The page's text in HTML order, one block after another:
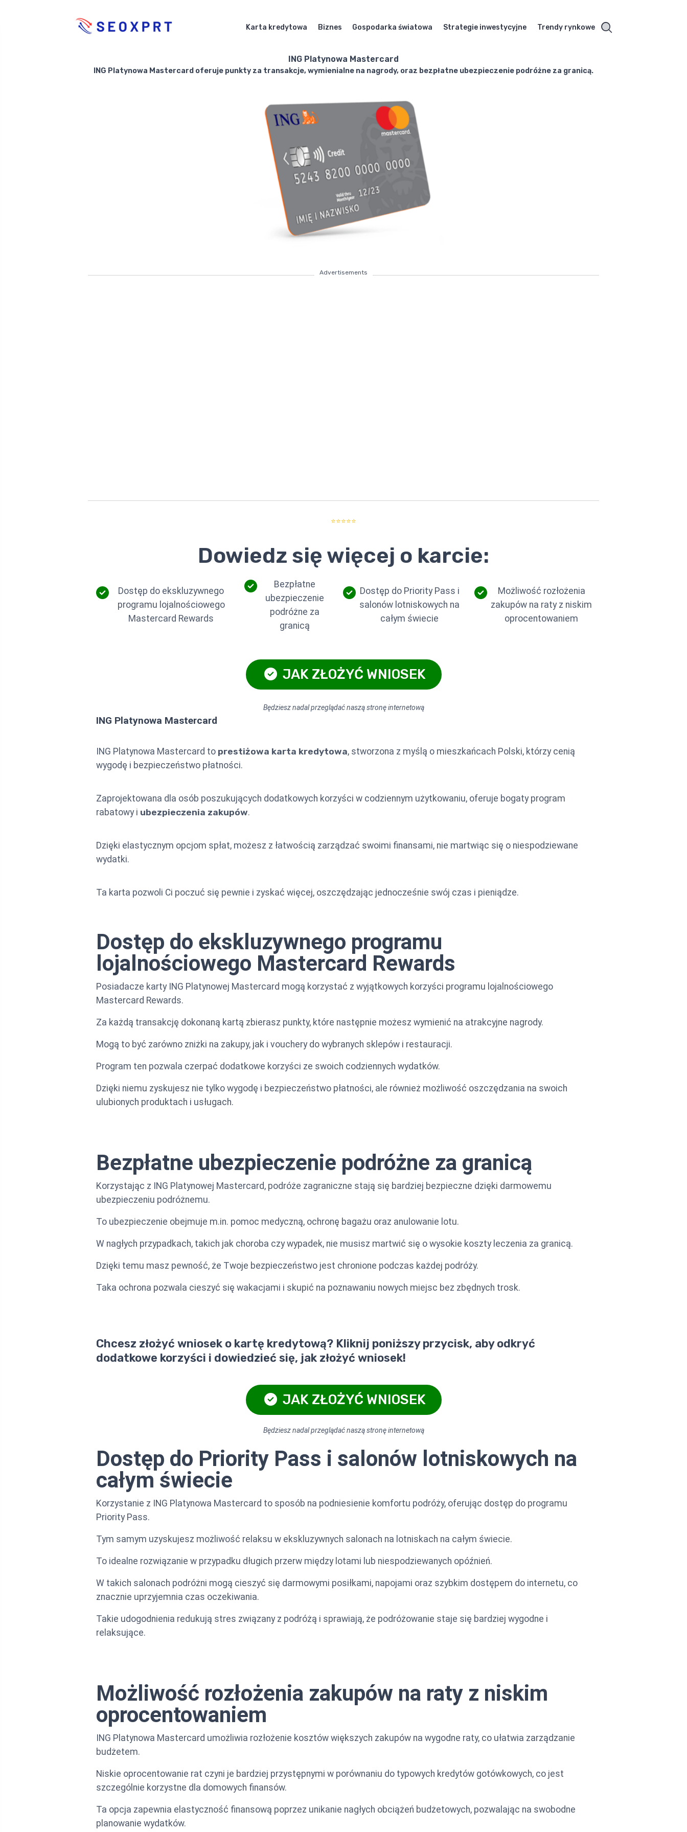
Karta kredytowa Biznes Gospodarka światowa Strategie inwestycyjne Trendy rynkowe
ING Platynowa Mastercard
ING Platynowa Mastercard oferuje punkty za transakcje, wymienialne na nagrody, oraz bezpłatne ubezpieczenie podróżne za granicą.
Advertisements
⭐⭐⭐⭐⭐
Dowiedz się więcej o karcie:
Dostęp do ekskluzywnego
programu lojalnościowego
Mastercard Rewards
Bezpłatne
ubezpieczenie
podróżne za
granicą
Dostęp do Priority Pass i
salonów lotniskowych na
całym świecie
Możliwość rozłożenia
zakupów na raty z niskim
oprocentowaniem
JAK ZŁOŻYĆ WNIOSEK
Będziesz nadal przeglądać naszą stronę internetową
ING Platynowa Mastercard
ING Platynowa Mastercard to prestiżowa karta kredytowa, stworzona z myślą o mieszkańcach Polski, którzy cenią
wygodę i bezpieczeństwo płatności.
Zaprojektowana dla osób poszukujących dodatkowych korzyści w codziennym użytkowaniu, oferuje bogaty program
rabatowy i ubezpieczenia zakupów.
Dzięki elastycznym opcjom spłat, możesz z łatwością zarządzać swoimi finansami, nie martwiąc się o niespodziewane
wydatki.
Ta karta pozwoli Ci poczuć się pewnie i zyskać więcej, oszczędzając jednocześnie swój czas i pieniądze.
Dostęp do ekskluzywnego programu
lojalnościowego Mastercard Rewards
Posiadacze karty ING Platynowej Mastercard mogą korzystać z wyjątkowych korzyści programu lojalnościowego
Mastercard Rewards.
Za każdą transakcję dokonaną kartą zbierasz punkty, które następnie możesz wymienić na atrakcyjne nagrody.
Mogą to być zarówno zniżki na zakupy, jak i vouchery do wybranych sklepów i restauracji.
Program ten pozwala czerpać dodatkowe korzyści ze swoich codziennych wydatków.
Dzięki niemu zyskujesz nie tylko wygodę i bezpieczeństwo płatności, ale również możliwość oszczędzania na swoich
ulubionych produktach i usługach.
Bezpłatne ubezpieczenie podróżne za granicą
Korzystając z ING Platynowej Mastercard, podróże zagraniczne stają się bardziej bezpieczne dzięki darmowemu
ubezpieczeniu podróżnemu.
To ubezpieczenie obejmuje m.in. pomoc medyczną, ochronę bagażu oraz anulowanie lotu.
W nagłych przypadkach, takich jak choroba czy wypadek, nie musisz martwić się o wysokie koszty leczenia za granicą.
Dzięki temu masz pewność, że Twoje bezpieczeństwo jest chronione podczas każdej podróży.
Taka ochrona pozwala cieszyć się wakacjami i skupić na poznawaniu nowych miejsc bez zbędnych trosk.
Chcesz złożyć wniosek o kartę kredytową? Kliknij poniższy przycisk, aby odkryć
dodatkowe korzyści i dowiedzieć się, jak złożyć wniosek!
JAK ZŁOŻYĆ WNIOSEK
Będziesz nadal przeglądać naszą stronę internetową
Dostęp do Priority Pass i salonów lotniskowych na
całym świecie
Korzystanie z ING Platynowa Mastercard to sposób na podniesienie komfortu podróży, oferując dostęp do programu
Priority Pass.
Tym samym uzyskujesz możliwość relaksu w ekskluzywnych salonach na lotniskach na całym świecie.
To idealne rozwiązanie w przypadku długich przerw między lotami lub niespodziewanych opóźnień.
W takich salonach podróżni mogą cieszyć się darmowymi posiłkami, napojami oraz szybkim dostępem do internetu, co
znacznie uprzyjemnia czas oczekiwania.
Takie udogodnienia redukują stres związany z podróżą i sprawiają, że podróżowanie staje się bardziej wygodne i
relaksujące.
Możliwość rozłożenia zakupów na raty z niskim
oprocentowaniem
ING Platynowa Mastercard umożliwia rozłożenie kosztów większych zakupów na wygodne raty, co ułatwia zarządzanie
budżetem.
Niskie oprocentowanie rat czyni je bardziej przystępnymi w porównaniu do typowych kredytów gotówkowych, co jest
szczególnie korzystne dla domowych finansów.
Ta opcja zapewnia elastyczność finansową poprzez unikanie nagłych obciążeń budżetowych, pozwalając na swobodne
planowanie wydatków.